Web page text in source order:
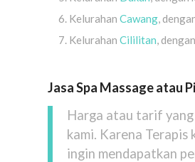
Kelurahan Cawang,
Kelurahan Cililitan,
Jasa Spa Massage atau
Harga atau tarif
kami. Karena
ingin mendapatkan